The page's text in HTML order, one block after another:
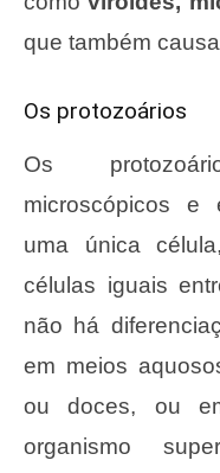
que também
Os protozoários
Os
microscópicos e
uma única
células iguais
não há
em meios
ou doces, ou
organismo